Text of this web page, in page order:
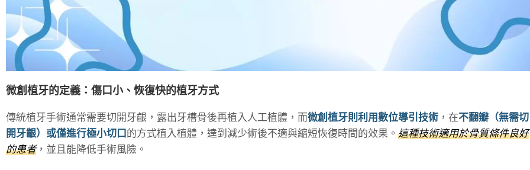
微創植牙的定義：傷口小、恢復快的植牙方式
傳統植牙手術通常需要切開牙齦，露出牙槽骨後再植入人工植體，而微創植牙則利用數位導引技術 ，在不翻瓣（無需切
開牙齦）或僅進行極小切口 的方式植入植體，達到減少術後不適與縮短恢復時間的效果。 這種技術適用於骨質條件良好
的患者，並且能降低手術風險。